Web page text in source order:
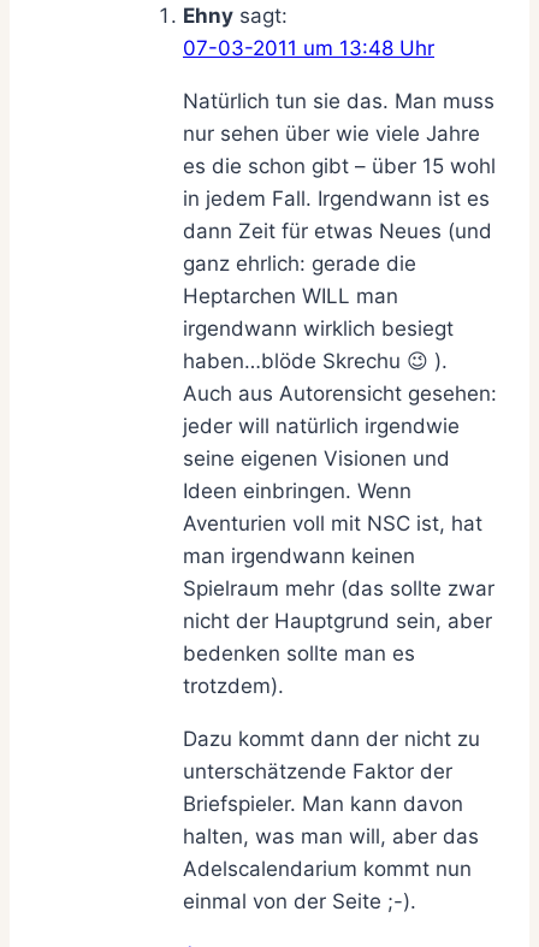
Ehny sagt:
07-03-2011 um 13:48 Uhr
Natürlich tun sie das. Man muss
nur sehen über wie viele Jahre
es die schon gibt – über 15 wohl
in jedem Fall. Irgendwann ist es
dann Zeit für etwas Neues (und
ganz ehrlich: gerade die
Heptarchen WILL man
irgendwann wirklich besiegt
haben…blöde Skrechu 😉 ).
Auch aus Autorensicht gesehen:
jeder will natürlich irgendwie
seine eigenen Visionen und
Ideen einbringen. Wenn
Aventurien voll mit NSC ist, hat
man irgendwann keinen
Spielraum mehr (das sollte zwar
nicht der Hauptgrund sein, aber
bedenken sollte man es
trotzdem).
Dazu kommt dann der nicht zu
unterschätzende Faktor der
Briefspieler. Man kann davon
halten, was man will, aber das
Adelscalendarium kommt nun
einmal von der Seite ;-).